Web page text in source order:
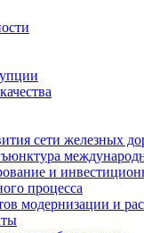
сети железных
и
процесса
модернизации и